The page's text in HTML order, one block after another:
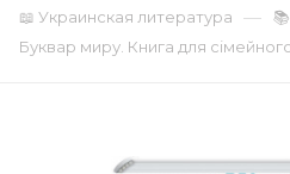
📖 Украинская литература —
Буквар миру. Книга для